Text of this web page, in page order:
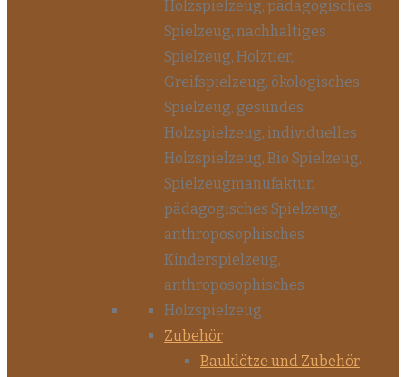
Zubehör
Bauklötze und Zubehör